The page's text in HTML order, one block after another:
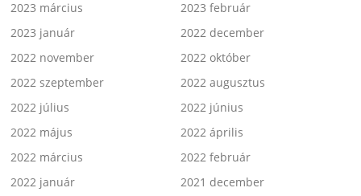
2023 március
2023 február
2023 január
2022 december
2022 november
2022 október
2022 szeptember
2022 augusztus
2022 július
2022 június
2022 május
2022 április
2022 március
2022 február
2022 január
2021 december